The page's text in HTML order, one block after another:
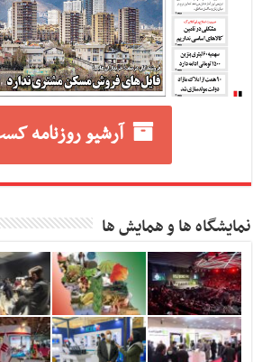
آرشیو روزنامه
نمایشگاه ها و همایش ها